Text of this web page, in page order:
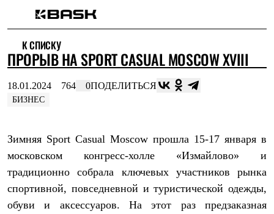
Интернет-магазин
Мужская одежда
Утепленная пухом
Куртки
Брюки
Жилеты
Куртки
Штормовая одежда
Куртки
Брюки
Софтшелл одежда
Куртки
К СПИСКУ
ПРОРЫВ НА SPORT CASUAL MOSCOW XVIII
18.01.2024 764 0ПОДЕЛИТЬСЯ
БИЗНЕС
Зимняя Sport Casual Moscow прошла 15-17 января в
московском конгресс-холле «Измайлово» и
традиционно собрала ключевых участников рынка
спортивной, повседневной и туристической одежды,
обуви и аксессуаров. На этот раз предзаказная